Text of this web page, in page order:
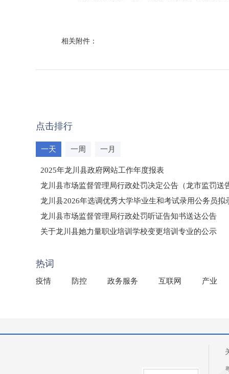
点击排行
一天 一周 一月
龙川县市场监督管理局行政处罚听证告知书送达公告
（龙市监罚送告〔2026〕71号）
关于龙川县她力量职业培训学校变更培训专业的公示
疫情 防控 政务服务 互联网 产业